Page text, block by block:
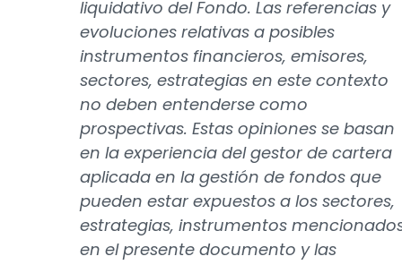
liquidativo del Fondo. Las referencias y
evoluciones relativas a posibles
instrumentos financieros, emisores,
sectores, estrategias en este contexto
no deben entenderse como
prospectivas. Estas opiniones se basan
en la experiencia del gestor de cartera
aplicada en la gestión de fondos que
pueden estar expuestos a los sectores,
estrategias, instrumentos
en el presente documento y las